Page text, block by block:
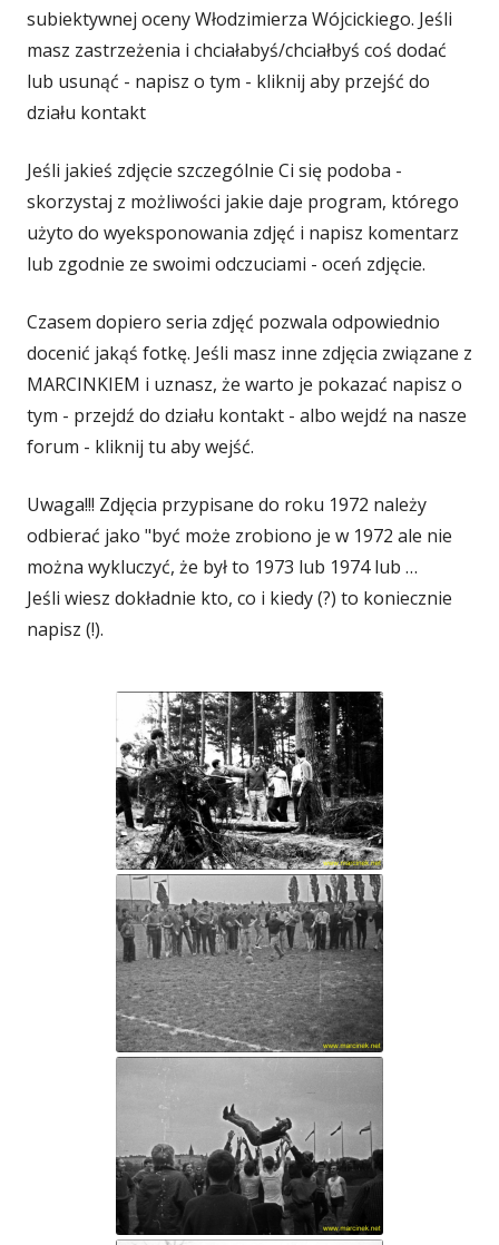
subiektywnej oceny Włodzimierza Wójcickiego. Jeśli
masz zastrzeżenia i chciałabyś/chciałbyś coś dodać
lub usunąć - napisz o tym - kliknij aby przejść do
działu kontakt
Jeśli jakieś zdjęcie szczególnie Ci się podoba -
skorzystaj z możliwości jakie daje program, którego
użyto do wyeksponowania zdjęć i napisz komentarz
lub zgodnie ze swoimi odczuciami - oceń zdjęcie.
Czasem dopiero seria zdjęć pozwala odpowiednio
docenić jakąś fotkę. Jeśli masz inne zdjęcia związane z
MARCINKIEM i uznasz, że warto je pokazać napisz o
tym - przejdź do działu kontakt - albo wejdź na nasze
forum - kliknij tu aby wejść.
Uwaga!!! Zdjęcia przypisane do roku 1972 należy
odbierać jako "być może zrobiono je w 1972 ale nie
można wykluczyć, że był to 1973 lub 1974 lub …
Jeśli wiesz dokładnie kto, co i kiedy (?) to koniecznie
napisz (!).